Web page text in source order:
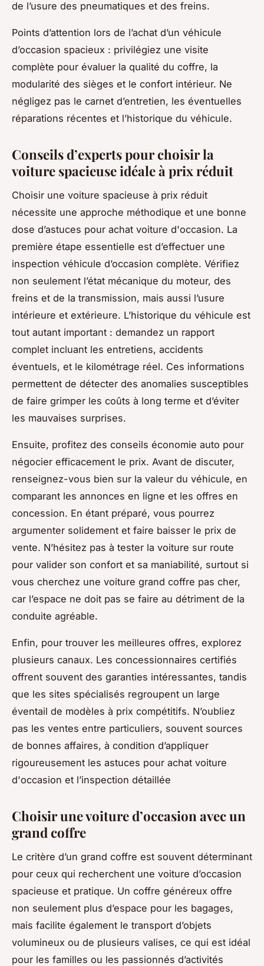
de l’usure des pneumatiques et des freins.
Points d’attention lors de l’achat d’un véhicule
d’occasion spacieux : privilégiez une visite
complète pour évaluer la qualité du coffre, la
modularité des sièges et le confort intérieur. Ne
négligez pas le carnet d’entretien, les éventuelles
réparations récentes et l’historique du véhicule.
Conseils d’experts pour choisir la
voiture spacieuse idéale à prix réduit
Choisir une voiture spacieuse à prix réduit
nécessite une approche méthodique et une bonne
dose d’astuces pour achat voiture d'occasion. La
première étape essentielle est d’effectuer une
inspection véhicule d’occasion complète. Vérifiez
non seulement l’état mécanique du moteur, des
freins et de la transmission, mais aussi l’usure
intérieure et extérieure. L’historique du véhicule est
tout autant important : demandez un rapport
complet incluant les entretiens, accidents
éventuels, et le kilométrage réel. Ces informations
permettent de détecter des anomalies susceptibles
de faire grimper les coûts à long terme et d’éviter
les mauvaises surprises.
Ensuite, profitez des conseils économie auto pour
négocier efficacement le prix. Avant de discuter,
renseignez-vous bien sur la valeur du véhicule, en
comparant les annonces en ligne et les offres en
concession. En étant préparé, vous pourrez
argumenter solidement et faire baisser le prix de
vente. N’hésitez pas à tester la voiture sur route
pour valider son confort et sa maniabilité, surtout si
vous cherchez une voiture grand coffre pas cher,
car l’espace ne doit pas se faire au détriment de la
conduite agréable.
Enfin, pour trouver les meilleures offres, explorez
plusieurs canaux. Les concessionnaires certifiés
offrent souvent des garanties intéressantes, tandis
que les sites spécialisés regroupent un large
éventail de modèles à prix compétitifs. N’oubliez
pas les ventes entre particuliers, souvent sources
de bonnes affaires, à condition d’appliquer
rigoureusement les astuces pour achat voiture
d'occasion et l’inspection détaillée
Choisir une voiture d’occasion avec un
grand coffre
Le critère d’un grand coffre est souvent déterminant
pour ceux qui recherchent une voiture d’occasion
spacieuse et pratique. Un coffre généreux offre
non seulement plus d’espace pour les bagages,
mais facilite également le transport d’objets
volumineux ou de plusieurs valises, ce qui est idéal
pour les familles ou les passionnés d’activités